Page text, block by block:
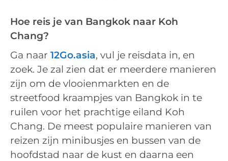
Hoe reis je van Bangkok naar Koh
Chang?
Ga naar 12Go.asia, vul je reisdata in, en
zoek. Je zal zien dat er meerdere manieren
zijn om de vlooienmarkten en de
streetfood kraampjes van Bangkok in te
ruilen voor het prachtige eiland Koh
Chang. De meest populaire manieren van
reizen zijn minibusjes en bussen van de
hoofdstad naar de kust en daarna een